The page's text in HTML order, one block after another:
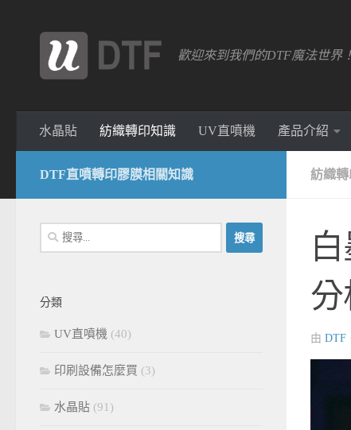
歡迎來到我們的DTF魔法世界
水晶貼 紡織轉印知識 UV直噴機 產品介紹
紡織
分
由 DTF ·
DTF直噴轉印膠膜相關知識
搜
尋
字:
分類
UV直噴機 (40)
印刷設備怎麼買 (3)
水晶貼 (91)